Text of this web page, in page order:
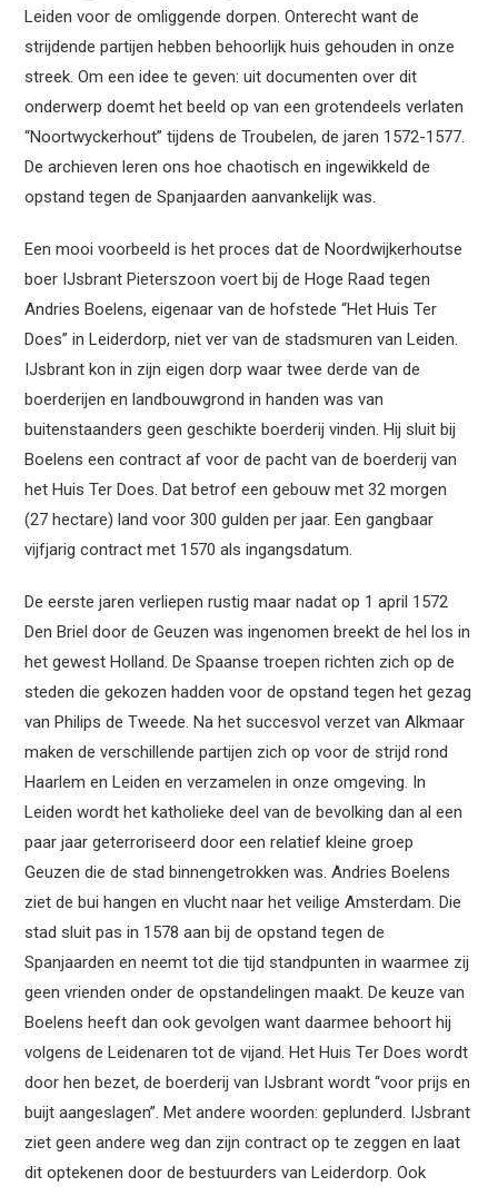
Leiden voor de omliggende dorpen. Onterecht want de
strijdende partijen hebben behoorlijk huis gehouden in onze
streek. Om een idee te geven: uit documenten over dit
onderwerp doemt het beeld op van een grotendeels verlaten
“Noortwyckerhout” tijdens de Troubelen, de jaren 1572-1577.
De archieven leren ons hoe chaotisch en ingewikkeld de
opstand tegen de Spanjaarden aanvankelijk was.
Een mooi voorbeeld is het proces dat de Noordwijkerhoutse
boer IJsbrant Pieterszoon voert bij de Hoge Raad tegen
Andries Boelens, eigenaar van de hofstede “Het Huis Ter
Does” in Leiderdorp, niet ver van de stadsmuren van Leiden.
IJsbrant kon in zijn eigen dorp waar twee derde van de
boerderijen en landbouwgrond in handen was van
buitenstaanders geen geschikte boerderij vinden. Hij sluit bij
Boelens een contract af voor de pacht van de boerderij van
het Huis Ter Does. Dat betrof een gebouw met 32 morgen
(27 hectare) land voor 300 gulden per jaar. Een gangbaar
vijfjarig contract met 1570 als ingangsdatum.
De eerste jaren verliepen rustig maar nadat op 1 april 1572
Den Briel door de Geuzen was ingenomen breekt de hel los in
het gewest Holland. De Spaanse troepen richten zich op de
steden die gekozen hadden voor de opstand tegen het gezag
van Philips de Tweede. Na het succesvol verzet van Alkmaar
maken de verschillende partijen zich op voor de strijd rond
Haarlem en Leiden en verzamelen in onze omgeving. In
Leiden wordt het katholieke deel van de bevolking dan al een
paar jaar geterroriseerd door een relatief kleine groep
Geuzen die de stad binnengetrokken was. Andries Boelens
ziet de bui hangen en vlucht naar het veilige Amsterdam. Die
stad sluit pas in 1578 aan bij de opstand tegen de
Spanjaarden en neemt tot die tijd standpunten in waarmee zij
geen vrienden onder de opstandelingen maakt. De keuze van
Boelens heeft dan ook gevolgen want daarmee behoort hij
volgens de Leidenaren tot de vijand. Het Huis Ter Does wordt
door hen bezet, de boerderij van IJsbrant wordt “voor prijs en
buijt aangeslagen”. Met andere woorden: geplunderd. IJsbrant
ziet geen andere weg dan zijn contract op te zeggen en laat
dit optekenen door de bestuurders van Leiderdorp. Ook